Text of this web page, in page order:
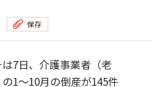
保存
7日、介護事業者（老
1～10月の倒産が145件